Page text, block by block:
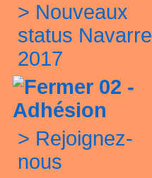
> Nouveaux
status Navarre
2017
02 -
Adhésion
> Rejoignez-
nous